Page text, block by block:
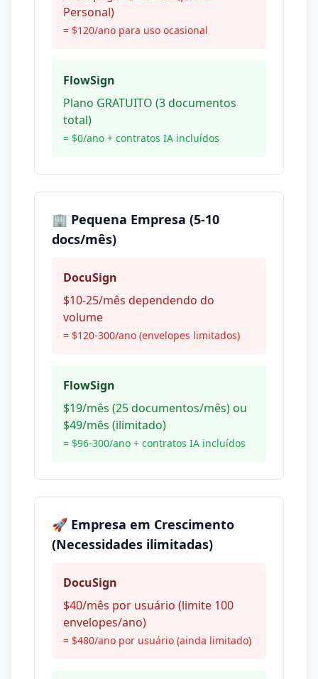
Personal)
= $120/ano para uso ocasional
FlowSign
Plano GRATUITO (3 documentos
total)
= $0/ano + contratos IA incluídos
🏢 Pequena Empresa (5-10
docs/mês)
DocuSign
$10-25/mês dependendo do
volume
= $120-300/ano (envelopes limitados)
FlowSign
$19/mês (25 documentos/mês) ou
$49/mês (ilimitado)
= $96-300/ano + contratos IA incluídos
🚀 Empresa em Crescimento
(Necessidades ilimitadas)
DocuSign
$40/mês por usuário (limite 100
envelopes/ano)
= $480/ano por usuário (ainda limitado)